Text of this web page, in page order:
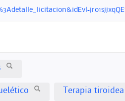
Terapia tiroidea